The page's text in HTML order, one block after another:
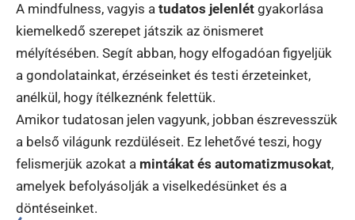
A mindfulness, vagyis a tudatos jelenlét gyakorlása
kiemelkedő szerepet játszik az önismeret
mélyítésében. Segít abban, hogy elfogadóan figyeljük
a gondolatainkat, érzéseinket és testi érzeteinket,
anélkül, hogy ítélkeznénk felettük.
Amikor tudatosan jelen vagyunk, jobban észrevesszük
a belső világunk rezdüléseit. Ez lehetővé teszi, hogy
felismerjük azokat a mintákat és automatizmusokat,
amelyek befolyásolják a viselkedésünket és a
döntéseinket.